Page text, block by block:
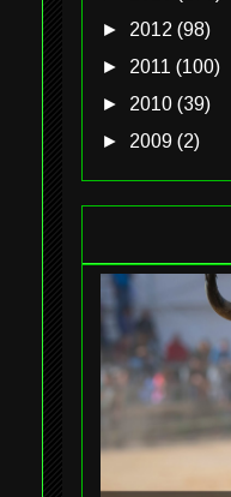
► 2012 (98)
► 2011 (100)
► 2010 (39)
► 2009 (2)